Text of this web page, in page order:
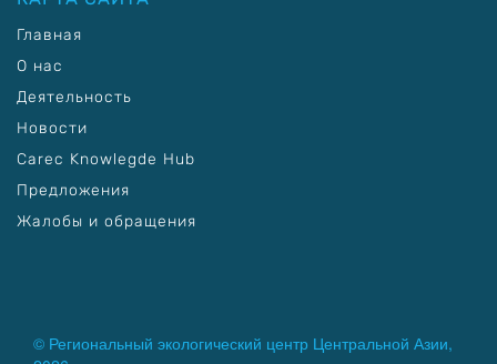
Главная
О нас
Деятельность
Новости
Carec Knowlegde Hub
Предложения
Жалобы и обращения
© Региональный экологический центр Центральной Азии,